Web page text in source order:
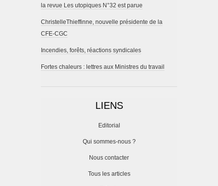
la revue Les utopiques N°32 est parue
ChristelleThieffinne, nouvelle présidente de la
CFE-CGC
Incendies, forêts, réactions syndicales
Fortes chaleurs : lettres aux Ministres du travail
LIENS
Editorial
Qui sommes-nous ?
Nous contacter
Tous les articles